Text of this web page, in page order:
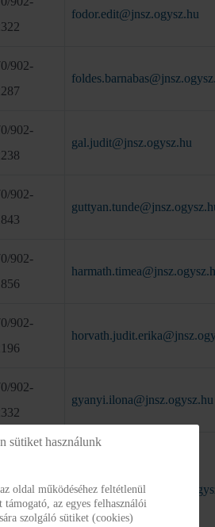
fodor.edit@jnsz.ogysz.hu
902-
902-
gal.judit@jnsz.ogysz.hu
902-
902-
902-
902-
gyanyi.ilona@jnsz.ogysz.hu
sütiket használunk
oldal működéséhez feltétlenül
támogató, az egyes felhasználói
szolgáló sütiket (cookies)